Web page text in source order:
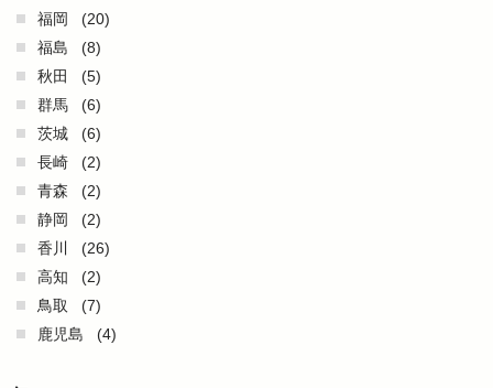
福岡
(20)
福島
(8)
秋田
(5)
群馬
(6)
茨城
(6)
長崎
(2)
青森
(2)
静岡
(2)
香川
(26)
高知
(2)
鳥取
(7)
鹿児島
(4)